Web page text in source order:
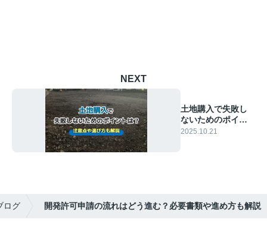
NEXT
土地購入で失敗し
ないためのポイン
トは？注意点や選
2025.10.21
ログ 開発許可申請の流れはどう進む？必要書類や進め方も解説